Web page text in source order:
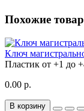
Похожие
Ключ
Пластик от +1 до
0.00 р.
В корзину